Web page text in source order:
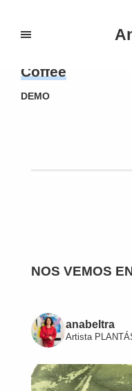
Coffee
DEMO
NOS VEMOS
anabeltra
Artista